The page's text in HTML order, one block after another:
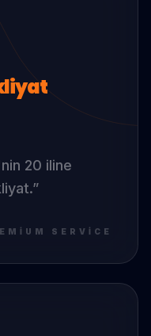
20 iline
”
SERVICE